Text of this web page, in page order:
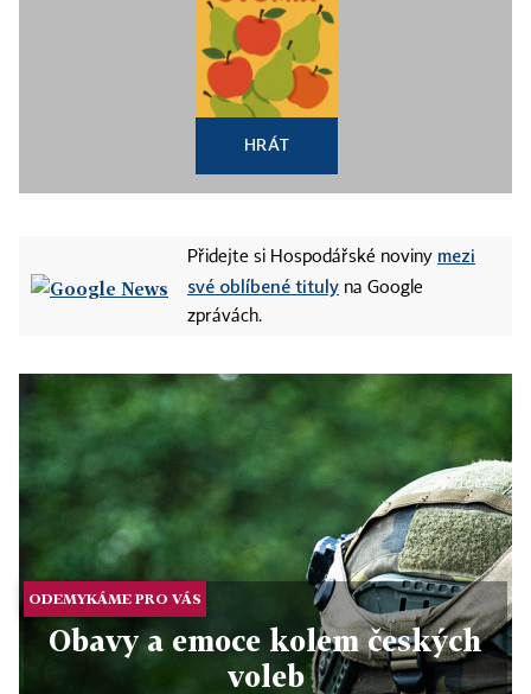
HRÁT
Přidejte si Hospodářské noviny mezi
své oblíbené tituly na Google
zprávách.
ODEMYKÁME PRO VÁS
Obavy a emoce kolem českých
voleb